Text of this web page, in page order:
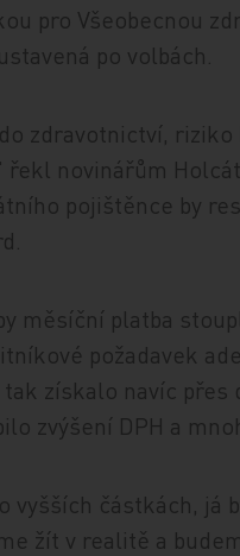
pro Všeobecnou
po volbách.
zdravotnictví,
novinářům
pojištěnce by
měsíční platba
požadavek
získalo navíc
zvýšení DPH a
vyšších částkách, já
žít v realitě a